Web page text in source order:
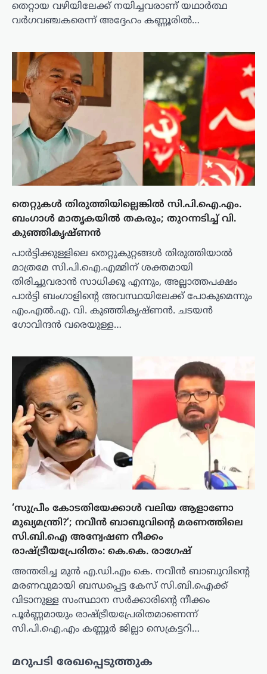
തെറ്റായ വഴിയിലേക്ക് നയിച്ചവരാണ് യഥാർത്ഥ
വർഗവഞ്ചകരെന്ന് അദ്ദേഹം കണ്ണൂരിൽ…
തെറ്റുകൾ തിരുത്തിയില്ലെങ്കിൽ സി.പി.ഐ.എം.
ബംഗാൾ മാതൃകയിൽ തകരും; തുറന്നടിച്ച് വി.
കുഞ്ഞികൃഷ്ണൻ
പാർട്ടിക്കുള്ളിലെ തെറ്റുകുറ്റങ്ങൾ തിരുത്തിയാൽ
മാത്രമേ സി.പി.ഐ.എമ്മിന് ശക്തമായി
തിരിച്ചുവരാൻ സാധിക്കൂ എന്നും, അല്ലാത്തപക്ഷം
പാർട്ടി ബംഗാളിന്റെ അവസ്ഥയിലേക്ക് പോകുമെന്നും
എം.എൽ.എ. വി. കുഞ്ഞികൃഷ്ണൻ. ചടയൻ
ഗോവിന്ദൻ വരെയുള്ള…
‘സുപ്രീം കോടതിയേക്കാൾ വലിയ ആളാണോ
മുഖ്യമന്ത്രി?’; നവീൻ ബാബുവിന്റെ മരണത്തിലെ
സി.ബി.ഐ അന്വേഷണ നീക്കം
രാഷ്ട്രീയപ്രേരിതം: കെ.കെ. രാഗേഷ്
അന്തരിച്ച മുൻ എ.ഡി.എം കെ. നവീൻ ബാബുവിന്റെ
മരണവുമായി ബന്ധപ്പെട്ട കേസ് സി.ബി.ഐക്ക്
വിടാനുള്ള സംസ്ഥാന സർക്കാരിന്റെ നീക്കം
പൂർണ്ണമായും രാഷ്ട്രീയപ്രേരിതമാണെന്ന്
സി.പി.ഐ.എം കണ്ണൂർ ജില്ലാ സെക്രട്ടറി…
മറുപടി രേഖപ്പെടുത്തുക